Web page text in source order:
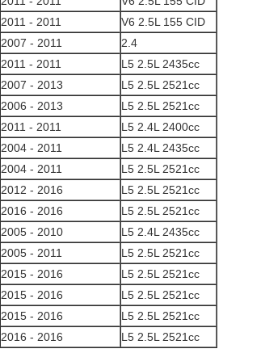
2011 - 2011
V6 2.5L 155 CID
2007 - 2011
2.4
2011 - 2011
L5 2.5L 2435cc
2007 - 2013
L5 2.5L 2521cc
2006 - 2013
L5 2.5L 2521cc
2011 - 2011
L5 2.4L 2400cc
2004 - 2011
L5 2.4L 2435cc
2004 - 2011
L5 2.5L 2521cc
2012 - 2016
L5 2.5L 2521cc
2016 - 2016
L5 2.5L 2521cc
2005 - 2010
L5 2.4L 2435cc
2005 - 2011
L5 2.5L 2521cc
2015 - 2016
L5 2.5L 2521cc
2015 - 2016
L5 2.5L 2521cc
2015 - 2016
L5 2.5L 2521cc
2016 - 2016 L5 2.5L 2521cc